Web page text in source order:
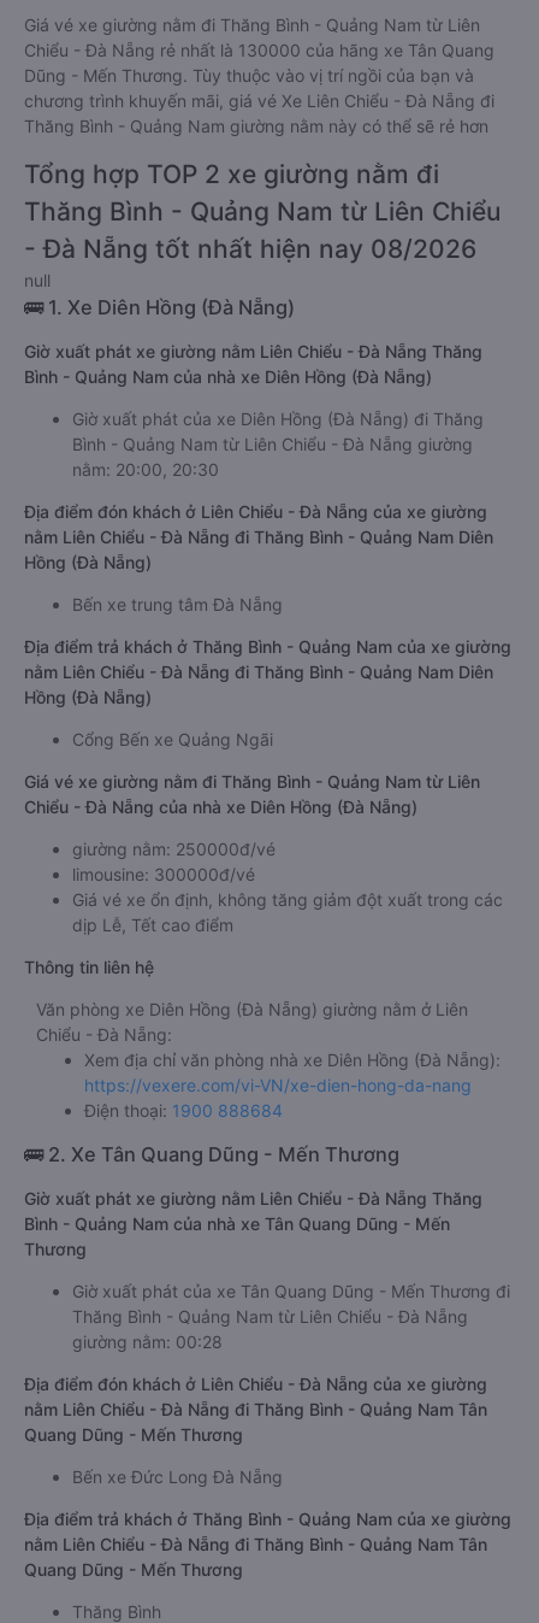
Giá vé xe giường nằm đi Thăng Bình - Quảng Nam từ Liên
Chiểu - Đà Nẵng rẻ nhất là 130000 của hãng xe Tân Quang
Dũng - Mến Thương. Tùy thuộc vào vị trí ngồi của bạn và
chương trình khuyến mãi, giá vé Xe Liên Chiểu - Đà Nẵng đi
Thăng Bình - Quảng Nam giường nằm này có thể sẽ rẻ hơn
Tổng hợp TOP 2 xe giường nằm đi
Thăng Bình - Quảng Nam từ Liên Chiểu
- Đà Nẵng tốt nhất hiện nay 08/2026
null
🚌 1. Xe Diên Hồng (Đà Nẵng)
Giờ xuất phát xe giường nằm Liên Chiểu - Đà Nẵng Thăng
Bình - Quảng Nam của nhà xe Diên Hồng (Đà Nẵng)
Giờ xuất phát của xe Diên Hồng (Đà Nẵng) đi Thăng
Bình - Quảng Nam từ Liên Chiểu - Đà Nẵng giường
nằm: 20:00, 20:30
Địa điểm đón khách ở Liên Chiểu - Đà Nẵng của xe giường
nằm Liên Chiểu - Đà Nẵng đi Thăng Bình - Quảng Nam Diên
Hồng (Đà Nẵng)
Bến xe trung tâm Đà Nẵng
Địa điểm trả khách ở Thăng Bình - Quảng Nam của xe giường
nằm Liên Chiểu - Đà Nẵng đi Thăng Bình - Quảng Nam Diên
Hồng (Đà Nẵng)
Cổng Bến xe Quảng Ngãi
Giá vé xe giường nằm đi Thăng Bình - Quảng Nam từ Liên
Chiểu - Đà Nẵng của nhà xe Diên Hồng (Đà Nẵng)
giường nằm: 250000đ/vé
limousine: 300000đ/vé
Giá vé xe ổn định, không tăng giảm đột xuất trong các
dịp Lễ, Tết cao điểm
Thông tin liên hệ
Văn phòng xe Diên Hồng (Đà Nẵng) giường nằm ở Liên
Chiểu - Đà Nẵng:
Xem địa chỉ văn phòng nhà xe Diên Hồng (Đà Nẵng):
https://vexere.com/vi-VN/xe-dien-hong-da-nang
Điện thoại: 1900 888684
🚌 2. Xe Tân Quang Dũng - Mến Thương
Giờ xuất phát xe giường nằm Liên Chiểu - Đà Nẵng Thăng
Bình - Quảng Nam của nhà xe Tân Quang Dũng - Mến
Thương
Giờ xuất phát của xe Tân Quang Dũng - Mến Thương đi
Thăng Bình - Quảng Nam từ Liên Chiểu - Đà Nẵng
giường nằm: 00:28
Địa điểm đón khách ở Liên Chiểu - Đà Nẵng của xe giường
nằm Liên Chiểu - Đà Nẵng đi Thăng Bình - Quảng Nam Tân
Quang Dũng - Mến Thương
Bến xe Đức Long Đà Nẵng
Địa điểm trả khách ở Thăng Bình - Quảng Nam của xe giường
nằm Liên Chiểu - Đà Nẵng đi Thăng Bình - Quảng Nam Tân
Quang Dũng - Mến Thương
Thăng Bình